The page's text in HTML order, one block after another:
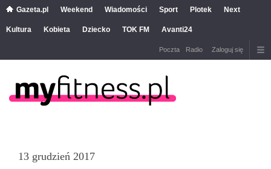
Gazeta.pl Weekend Wiadomości Sport Plotek Next
Kultura Kobieta Dziecko TOK FM Avanti24
Poczta Radio Zaloguj się
13 grudzień 2017